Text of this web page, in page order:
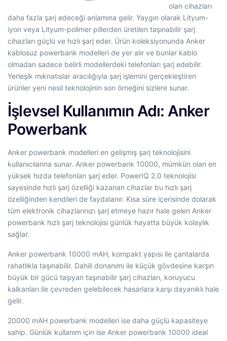
olan cihazları
daha fazla şarj edeceği anlamına gelir. Yaygın olarak Lityum-
iyon veya Lityum-polimer pillerden üretilen taşınabilir şarj
cihazları güçlü ve hızlı şarj eder. Ürün koleksiyonunda Anker
kablosuz powerbank modelleri de yer alır ve bunlar kablo
olmadan sadece belirli modellerdeki telefonları şarj edebilir.
Yerleşik mıknatıslar aracılığıyla şarj işlemini gerçekleştiren
ürünler yeni nesil teknolojinin son örneğini sizlere sunar.
İşlevsel Kullanımın Adı: Anker
Powerbank
Anker powerbank modelleri en gelişmiş şarj teknolojisini
kullanıcılarına sunar. Anker powerbank 10000, mümkün olan en
yüksek hızda telefonları şarj eder. PowerIQ 2.0 teknolojisi
sayesinde hızlı şarj özelliği kazanan cihazlar bu hızlı şarj
özelliğinden kendileri de faydalanır. Kısa süre içerisinde dolarak
tüm elektronik cihazlarınızı şarj etmeye hazır hale gelen Anker
powerbank hızlı şarj teknolojisi günlük hayatta büyük kolaylık
sağlar.
Anker powerbank 10000 mAH, kompakt yapısı ile çantalarda
rahatlıkla taşınabilir. Dahili donanımı ile küçük gövdesine karşın
büyük bir gücü taşıyan taşınabilir şarj cihazları, koruyucu
kalkanları ile çevreden gelebilecek hasarlara karşı dayanıklı hale
gelir.
20000 mAH powerbank modelleri ise daha güçlü kapasiteye
sahip. Günlük kullanım için ise Anker powerbank 10000 ideal